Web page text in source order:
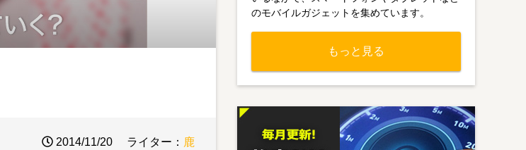
2014/11/20 ライター： 鹿
のモバイルガジェットを集めています。
もっと見る